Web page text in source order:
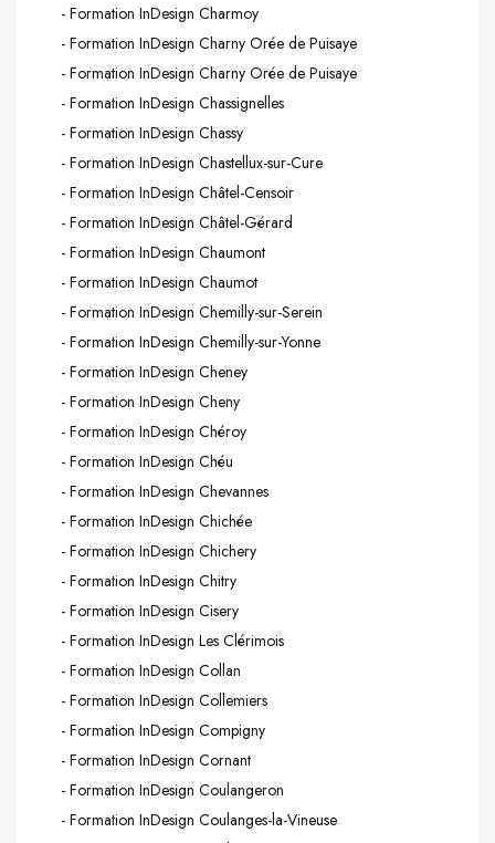
- Formation InDesign Charmoy
- Formation InDesign Charny Orée de Puisaye
- Formation InDesign Charny Orée de Puisaye
- Formation InDesign Chassignelles
- Formation InDesign Chassy
- Formation InDesign Chastellux-sur-Cure
- Formation InDesign Châtel-Censoir
- Formation InDesign Châtel-Gérard
- Formation InDesign Chaumont
- Formation InDesign Chaumot
- Formation InDesign Chemilly-sur-Serein
- Formation InDesign Chemilly-sur-Yonne
- Formation InDesign Cheney
- Formation InDesign Cheny
- Formation InDesign Chéroy
- Formation InDesign Chéu
- Formation InDesign Chevannes
- Formation InDesign Chichée
- Formation InDesign Chichery
- Formation InDesign Chitry
- Formation InDesign Cisery
- Formation InDesign Les Clérimois
- Formation InDesign Collan
- Formation InDesign Collemiers
- Formation InDesign Compigny
- Formation InDesign Cornant
- Formation InDesign Coulangeron
- Formation InDesign Coulanges-la-Vineuse